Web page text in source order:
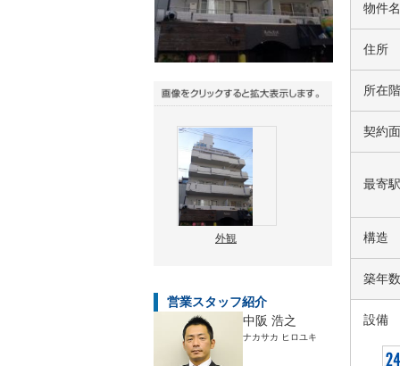
外観
営業スタッフ紹介
中阪 浩之
ナカサカ ヒロユキ
物件名
住所
所在階
契約
最寄駅
構造
築年数
設備